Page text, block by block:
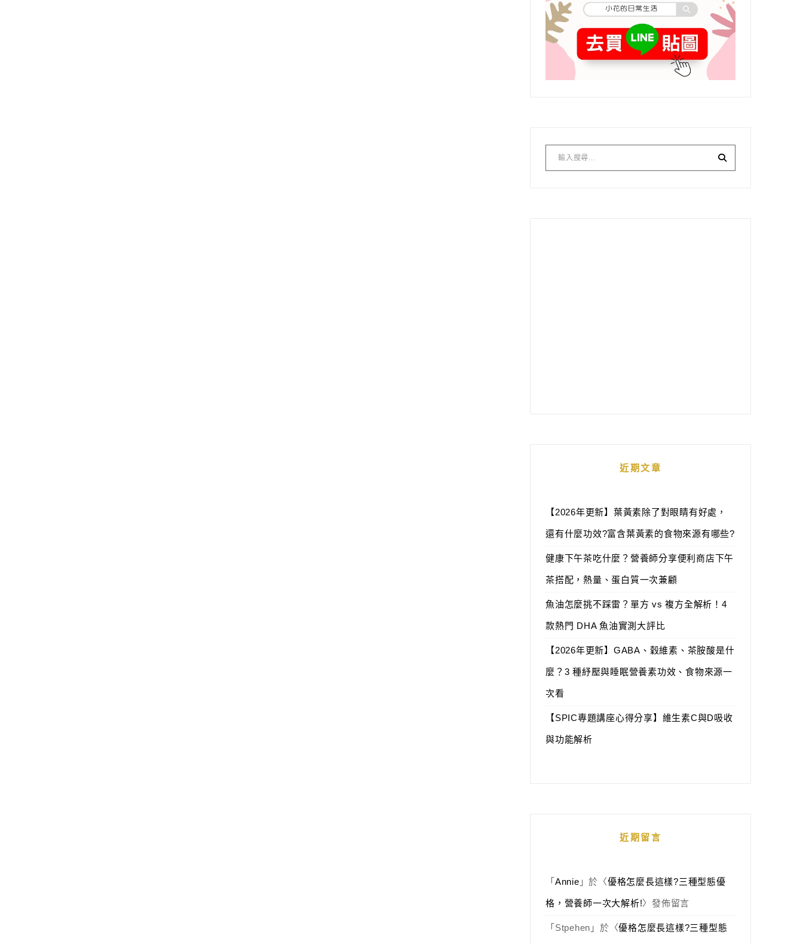
近期文章
【2026年更新】葉黃素除了對眼睛有好處，
還有什麼功效?富含葉黃素的食物來源有哪些?
健康下午茶吃什麼？營養師分享便利商店下午
茶搭配，熱量、蛋白質一次兼顧
魚油怎麼挑不踩雷？單方 vs 複方全解析！4
款熱門 DHA 魚油實測大評比
【2026年更新】GABA、穀維素、茶胺酸是什
麼？3 種紓壓與睡眠營養素功效、食物來源一
次看
【SPIC專題講座心得分享】維生素C與D吸收
與功能解析
近期留言
「 Annie 」於〈優格怎麼長這樣?三種型態優
格，營養師一次大解析!〉發佈留言
「 Stpehen 」於〈優格怎麼長這樣?三種型態